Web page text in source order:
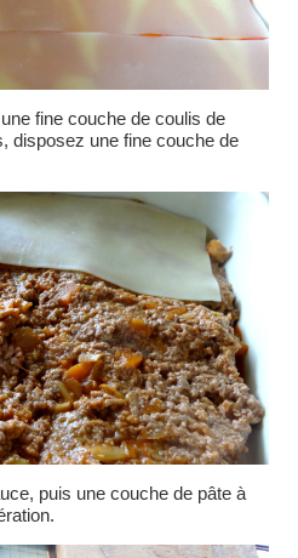
fine couche de coulis de
disposez une fine couche de
puis une couche de pâte à